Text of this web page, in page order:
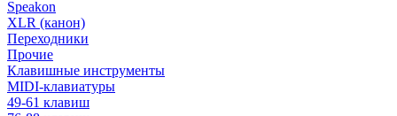
Speakon
XLR (канон)
Переходники
Прочие
Клавишные инструменты
MIDI-клавиатуры
49-61 клавиш